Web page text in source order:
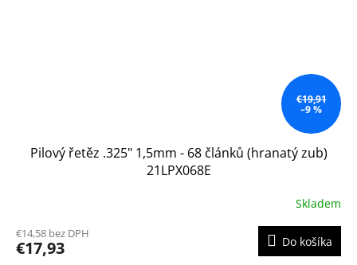
€19,91
–9 %
Pilový řetěz .325" 1,5mm - 68 článků (hranatý zub)
21LPX068E
Skladem
€14,58 bez DPH
€17,93 Do košíka